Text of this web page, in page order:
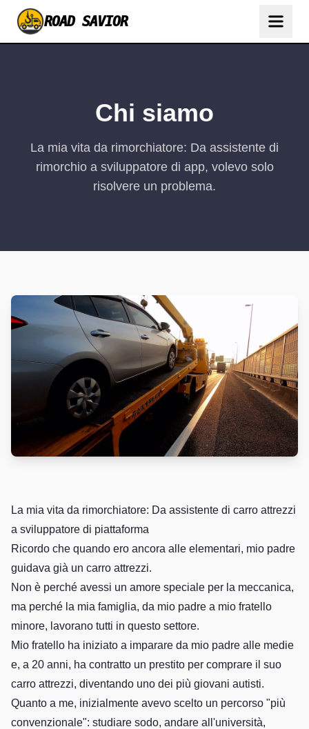
ROAD SAVIOR
Chi siamo
La mia vita da rimorchiatore: Da assistente di
rimorchio a sviluppatore di app, volevo solo
risolvere un problema.
La mia vita da rimorchiatore: Da assistente di carro attrezzi
a sviluppatore di piattaforma
Ricordo che quando ero ancora alle elementari, mio padre
guidava già un carro attrezzi.
Non è perché avessi un amore speciale per la meccanica,
ma perché la mia famiglia, da mio padre a mio fratello
minore, lavorano tutti in questo settore.
Mio fratello ha iniziato a imparare da mio padre alle medie
e, a 20 anni, ha contratto un prestito per comprare il suo
carro attrezzi, diventando uno dei più giovani autisti.
Quanto a me, inizialmente avevo scelto un percorso "più
convenzionale": studiare sodo, andare all'università,